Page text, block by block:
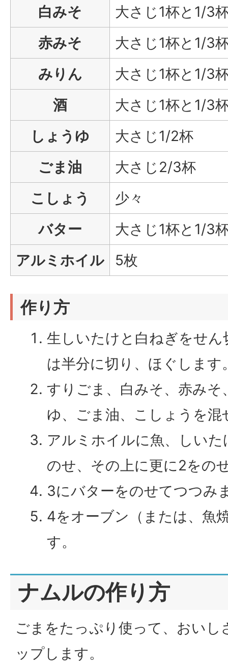
白みそ
大さじ1杯と1/3
赤みそ
大さじ1杯と1/3
みりん
大さじ1杯と1/3
酒
大さじ1杯と1/3
しょうゆ
大さじ1/2杯
ごま油
大さじ2/3杯
こしょう
少々
バター
大さじ1杯と1/3
アルミホイル
5枚
作り方
生しいたけと白ねぎをせ
は半分に切り、ほぐします
すりごま、白みそ、赤み
ゆ、ごま油、こしょうを混
アルミホイルに魚、しい
のせ、その上に更に2をの
3にバターをのせてつつみ
4をオーブン（または、魚
す。
ナムルの作り方
ごまをたっぷり使って、おい
ップします。